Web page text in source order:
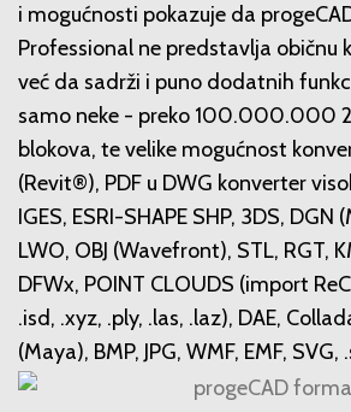
i mogućnosti pokazuje da
Professional ne predstavlja običnu
već da sadrži i puno dodatnih
samo neke - preko 100.000.000
blokova, te velike mogućnost
(Revit®), PDF u DWG konverter
IGES, ESRI-SHAPE SHP, 3DS,
LWO, OBJ (Wavefront), STL, RGT,
DFWx, POINT CLOUDS (import
.isd, .xyz, .ply, .las, .laz), DAE,
(Maya), BMP, JPG, WMF, EMF,